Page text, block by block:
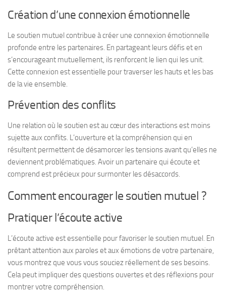
Création d’une connexion émotionnelle
Le soutien mutuel contribue à créer une connexion émotionnelle
profonde entre les partenaires. En partageant leurs défis et en
s’encourageant mutuellement, ils renforcent le lien qui les unit.
Cette connexion est essentielle pour traverser les hauts et les bas
de la vie ensemble.
Prévention des conflits
Une relation où le soutien est au cœur des interactions est moins
sujette aux conflits. L’ouverture et la compréhension qui en
résultent permettent de désamorcer les tensions avant qu’elles ne
deviennent problématiques. Avoir un partenaire qui écoute et
comprend est précieux pour surmonter les désaccords.
Comment encourager le soutien mutuel ?
Pratiquer l’écoute active
L’écoute active est essentielle pour favoriser le soutien mutuel. En
prêtant attention aux paroles et aux émotions de votre partenaire,
vous montrez que vous vous souciez réellement de ses besoins.
Cela peut impliquer des questions ouvertes et des réflexions pour
montrer votre compréhension.